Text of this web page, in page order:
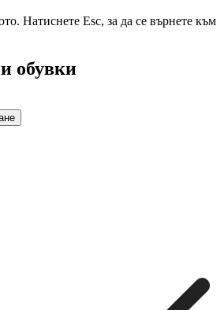
Натиснете Esc, за да се върнете към
обувки